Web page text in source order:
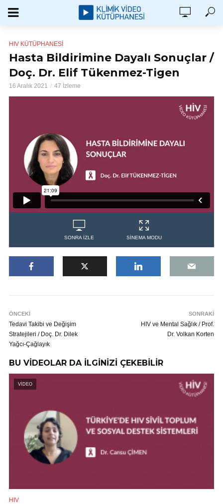
HIV KÜTÜPHANESI
Hasta Bildirimine Dayalı Sonuçlar /
Doç. Dr. Elif Tükenmez-Tigen
16 Aralık 2021 47 İzleme
SONRA İZLE SİNEMA MODU
ÖNCEKİ
Tedavi Takibi ve Değişim
Stratejileri / Doç. Dr. Dilek
Yağcı-Çağlayık
SONRAKİ
HIV ve Mental Sağlık / Prof.
Dr. Volkan Korten
BU VİDEOLAR DA İLGİNİZİ ÇEKEBİLİR
VİDEO
HIV